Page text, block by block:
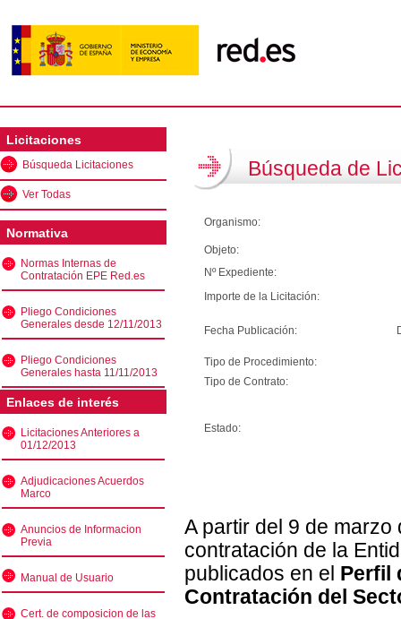
Licitaciones
Búsqueda Licitaciones
Ver Todas
Normativa
Normas Internas de
Contratación EPE Red.es
Pliego Condiciones
Generales desde 12/11/2013
Pliego Condiciones
Generales hasta 11/11/2013
Enlaces de interés
Licitaciones Anteriores a
01/12/2013
Adjudicaciones Acuerdos
Marco
Anuncios de Informacion
Previa
Manual de Usuario
Cert. de composicion de las
Búsqueda de
Organismo:
Objeto:
Nº Expediente:
Importe de la Licitación:
Fecha Publicación:
Tipo de Procedimiento:
Tipo de Contrato:
Estado:
A partir del 9 de
contratación de la
publicados en el Perfil
Contratación del